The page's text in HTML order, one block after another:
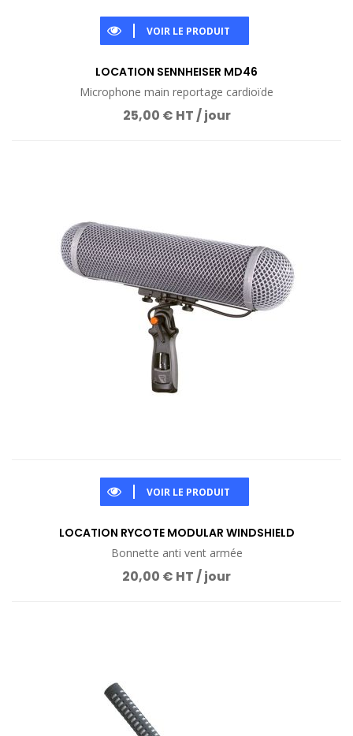
VOIR LE PRODUIT
LOCATION SENNHEISER MD46
Microphone main reportage cardioïde
25,00 € HT / jour
VOIR LE PRODUIT
LOCATION RYCOTE MODULAR WINDSHIELD
Bonnette anti vent armée
20,00 € HT / jour